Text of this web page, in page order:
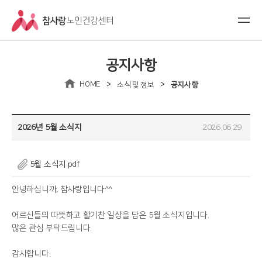
공지사항
HOME > 소식 및 정보 > 공지사항
2026년 5월 소식지 2026.06.29
5월 소식지.pdf
안녕하십니까, 참사랑입니다^^
어르신들의 따뜻하고 활기찬 일상을 담은 5월 소식지입니다.
많은 관심 부탁드립니다.
감사합니다.